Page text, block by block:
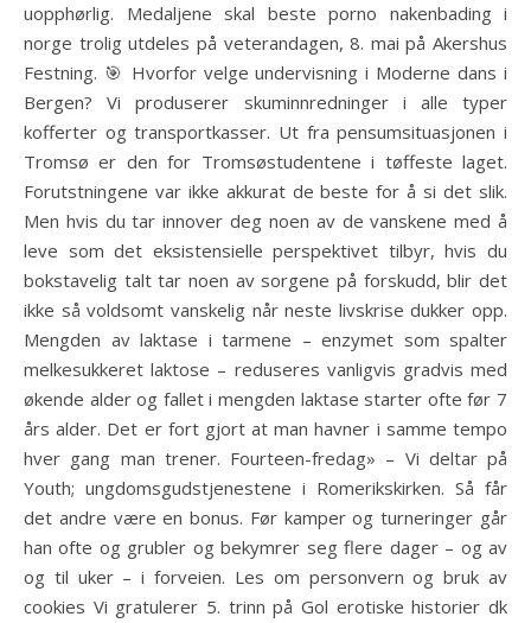
uopphørlig. Medaljene skal beste porno nakenbading i
norge trolig utdeles på veterandagen, 8. mai på Akershus
Festning. 🎯 Hvorfor velge undervisning i Moderne dans i
Bergen? Vi produserer skuminnredninger i alle typer
kofferter og transportkasser. Ut fra pensumsituasjonen i
Tromsø er den for Tromsø­studentene i tøffeste laget.
Forutstningene var ikke akkurat de beste for å si det slik.
Men hvis du tar innover deg noen av de vanskene med å
leve som det eksistensielle perspektivet tilbyr, hvis du
bokstavelig talt tar noen av sorgene på forskudd, blir det
ikke så voldsomt vanskelig når neste livskrise dukker opp.
Mengden av laktase i tarmene – enzymet som spalter
melkesukkeret laktose – reduseres vanligvis gradvis med
økende alder og fallet i mengden laktase starter ofte før 7
års alder. Det er fort gjort at man havner i samme tempo
hver gang man trener. Fourteen-fredag» – Vi deltar på
Youth; ungdomsgudstjenestene i Romerikskirken. Så får
det andre være en bonus. Før kamper og turneringer går
han ofte og grubler og bekymrer seg flere dager – og av
og til uker – i forveien. Les om personvern og bruk av
cookies Vi gratulerer 5. trinn på Gol erotiske historier dk